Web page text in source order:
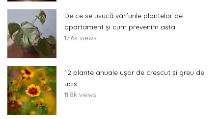
De ce se usucă vârfurile plantelor de
apartament și cum prevenim asta
17.6k views
12 plante anuale ușor de crescut și greu de
ucis
11.8k views